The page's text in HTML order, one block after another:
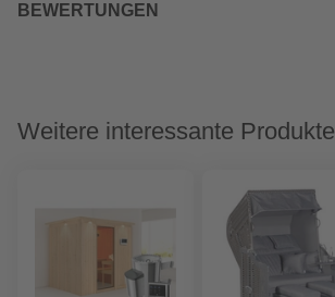
BEWERTUNGEN
Weitere interessante Produkte